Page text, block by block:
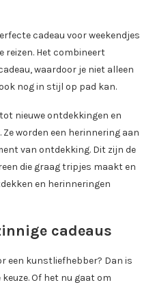
cadeau voor weekendjes
reizen. Het combineert
waardoor je niet alleen
nog in stijl op pad kan.
nieuwe ontdekkingen en
worden een herinnering aan
van ontdekking. Dit zijn de
die graag tripjes maakt en
en herinneringen
cadeaus
een kunstliefhebber? Dan is
Of het nu gaat om